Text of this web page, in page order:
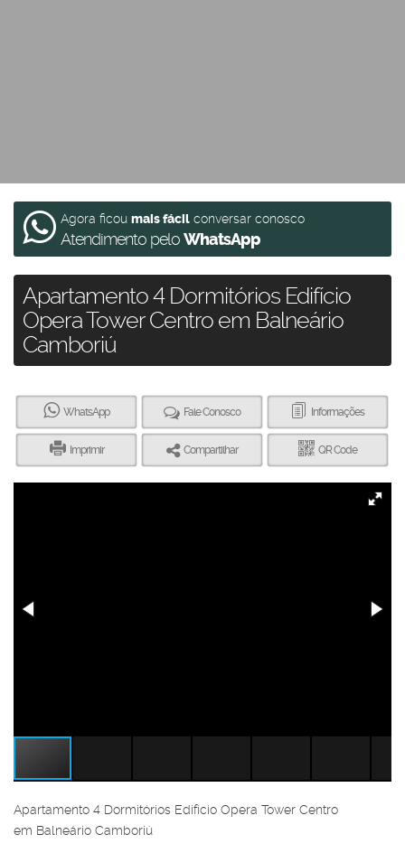
Agora ficou mais fácil conversar conosco
Atendimento peloWhatsApp
Apartamento 4 Dormitórios Edifício
Opera Tower Centro em Balneário
Camboriú
WhatsApp Fale Conosco Informações
Imprimir Compartilhar QR Code
Apartamento 4 Dormitórios Edifício Opera Tower Centro
em Balneário Camboriú